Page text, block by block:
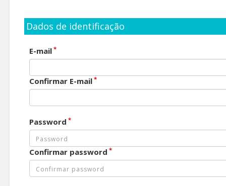
Dados de identificação
E-mail *
Confirmar E-mail *
Password *
Confirmar password *